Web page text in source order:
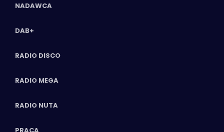
NADAWCA
DAB+
RADIO DISCO
RADIO MEGA
RADIO NUTA